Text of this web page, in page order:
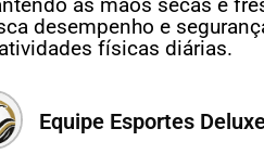
desempenho e
físicas diárias.
Equipe Esportes